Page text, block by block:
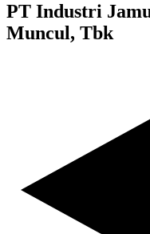
PT Industri
Muncul, Tbk